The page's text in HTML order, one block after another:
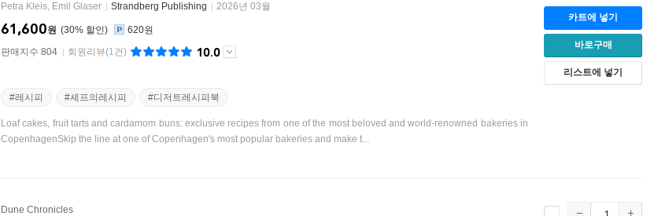
Petra Kleis, Emil Glaser
Strandberg Publishing 2026년 03월
30%
61,600원
620원
판매지수 804
회원리뷰(1건) 10.0
#레시피 #셰프의레시피 #디저트레시피북
Loaf cakes, fruit tarts and cardamom buns: exclusive recipes from one of the most beloved and world-renowned bakeries in
CopenhagenSkip the line at one of Copenhagen's most popular bakeries and make t...
카트에 넣기
바로구매
리스트에 넣기
Dune Chronicles